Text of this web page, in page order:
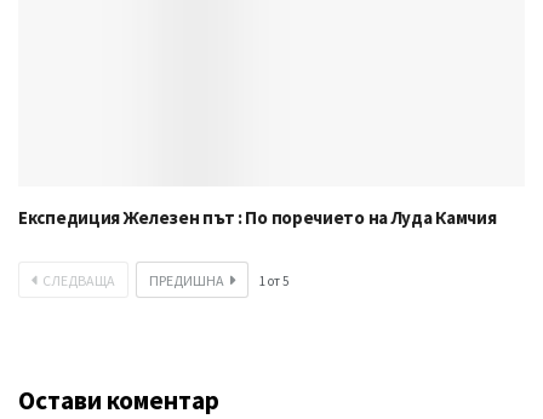
Експедиция Железен път : По поречието на Луда Камчия
СЛЕДВАЩА ПРЕДИШНА 1от5
Остави коментар